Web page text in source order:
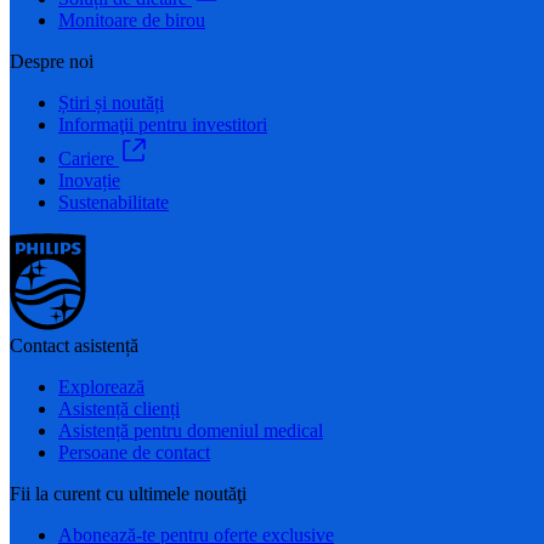
Monitoare de birou
Despre noi
Știri și noutăți
Informaţii pentru investitori
Cariere
Inovație
Sustenabilitate
Contact asistență
Explorează
Asistență clienți
Asistență pentru domeniul medical
Persoane de contact
Fii la curent cu ultimele noutăţi
Abonează-te pentru oferte exclusive